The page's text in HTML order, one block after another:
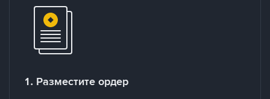
1. Разместите ордер